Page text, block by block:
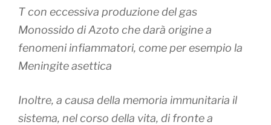
T con eccessiva produzione del gas
Monossido di Azoto che darà origine a
fenomeni infiammatori, come per esempio la
Meningite asettica
Inoltre, a causa della memoria immunitaria il
sistema, nel corso della vita, di fronte a